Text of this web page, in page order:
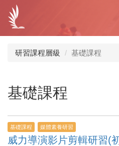
內
研習課程層級 基礎課程
基礎課程
基礎課程 媒體素養研習
威力導演影片剪輯研習(